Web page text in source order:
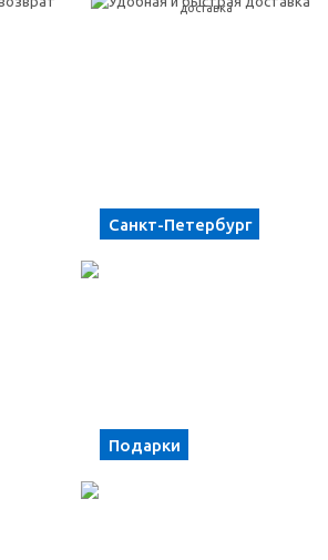
доставка
Санкт-Петербург
Подарки